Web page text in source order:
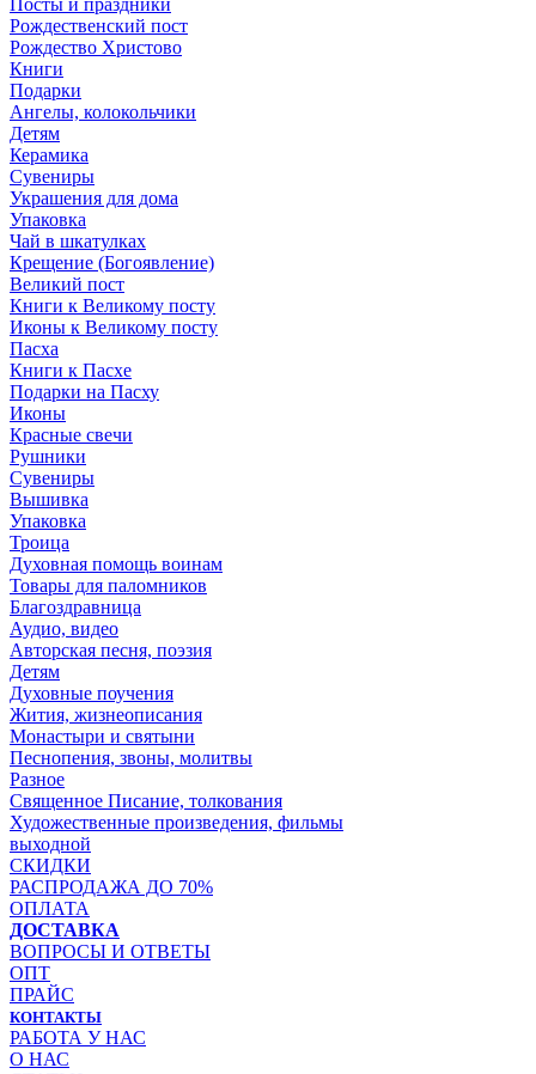
Посты и праздники
Рождественский пост
Рождество Христово
Книги
Подарки
Ангелы, колокольчики
Детям
Керамика
Сувениры
Украшения для дома
Упаковка
Чай в шкатулках
Крещение (Богоявление)
Великий пост
Книги к Великому посту
Иконы к Великому посту
Пасха
Книги к Пасхе
Подарки на Пасху
Иконы
Красные свечи
Рушники
Сувениры
Вышивка
Упаковка
Троица
Духовная помощь воинам
Товары для паломников
Благоздравница
Аудио, видео
Авторская песня, поэзия
Детям
Духовные поучения
Жития, жизнеописания
Монастыри и святыни
Песнопения, звоны, молитвы
Разное
Священное Писание, толкования
Художественные произведения, фильмы
выходной
СКИДКИ
РАСПРОДАЖА ДО 70%
ОПЛАТА
ДОСТАВКА
ВОПРОСЫ И ОТВЕТЫ
ОПТ
ПРАЙС
КОНТАКТЫ
РАБОТА У НАС
О НАС